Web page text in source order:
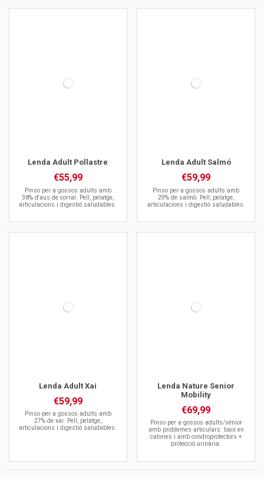
Lenda Adult Pollastre
€55,99
Pinso per a gossos adults amb
38% d'aus de corral. Pell, pelatge,
articulacions i digestió saludables.
Lenda Adult Salmó
€59,99
Pinso per a gossos adults amb
29% de salmó. Pell, pelatge,
articulacions i digestió saludables.
Lenda Adult Xai
€59,99
Pinso per a gossos adults amb
27% de xai. Pell, pelatge,
articulacions i digestió saludables.
Lenda Nature Senior
Mobility
€69,99
Pinso per a gossos adults/sènior
amb problemes articulars: baix en
calories i amb condroprotectors +
protecció urinària.